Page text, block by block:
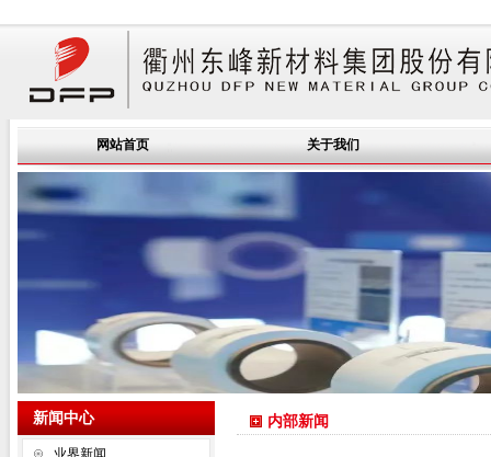
网站首页 关于我们
新闻中心
业界新闻
内部新闻